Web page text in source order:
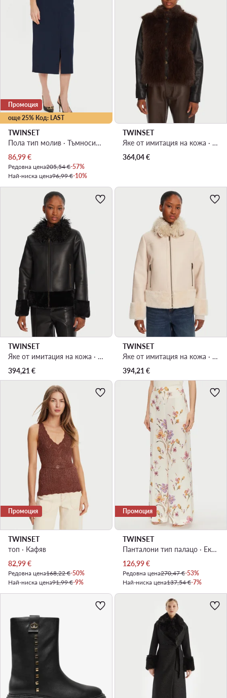
още 25% Код: LAST
Промоция
TWINSET
Пола тип молив · Тъмносин · Миди
Актуална цена
86,99€
Редовна цена205,54 €-57%
Най-ниска цена96,99 €-10%
TWINSET
Яке от имитация на кожа · Кафяв
364,04€
TWINSET
Яке от имитация на кожа · Черен
394,21 €
TWINSET
Яке от имитация на кожа · Бежов
394,21 €
Промоция
TWINSET
топ · Кафяв
Актуална цена
82,99€
Редовна цена168,22 €-50%
Най-ниска цена91,99 €-9%
Промоция
TWINSET
Панталони тип палацо · Екрю · Regular Fit
Актуална цена
126,99€
Редовна цена270,47 €-53%
Най-ниска цена137,54 €-7%